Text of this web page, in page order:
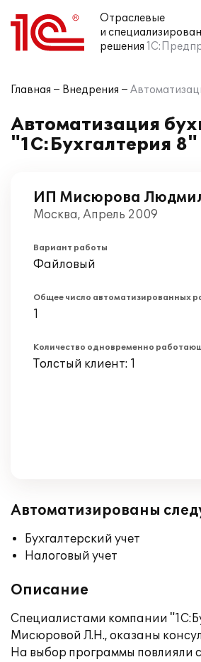
Отраслевые
и
решения
Главная Внедрения
Автоматизация
"1С:Бухгалтерия 8"
ИП Мисюрова
Москва, Апрель 2009
Вариант работы
Файловый
Общее число автоматизированных
1
Количество одновременно
Толстый клиент: 1
Автоматизированы
Бухгалтерский учет
Налоговый учет
Описание
Специалистами компании
Мисюровой Л.Н., оказаны
На выбор программы повлияли